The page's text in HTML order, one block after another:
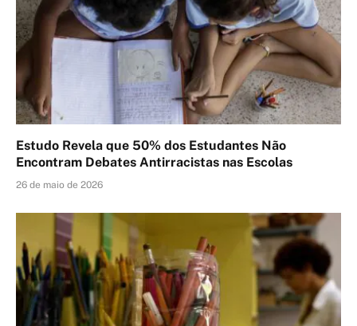
Estudo Revela que 50% dos Estudantes Não
Encontram Debates Antirracistas nas Escolas
26 de maio de 2026